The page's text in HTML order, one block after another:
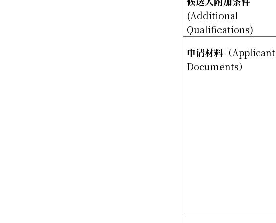
(Additional
Qualifications)
申请材料（Applicant
Documents）